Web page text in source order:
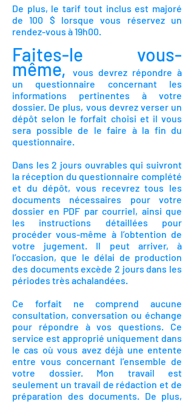
De plus, le tarif tout inclus est majoré
de 100 $ lorsque vous réservez un
rendez-vous à 19h00.
Faites-le vous-
même,vous devrez répondre à
un questionnaire concernant les
informations pertinentes à votre
dossier. De plus, vous devrez verser un
dépôt selon le forfait choisi et il vous
sera possible de le faire à la fin du
questionnaire.
Dans les 2 jours ouvrables qui suivront
la réception du questionnaire complété
et du dépôt, vous recevrez tous les
documents nécessaires pour votre
dossier en PDF par courriel, ainsi que
les instructions détaillées pour
procéder vous-même à l’obtention de
votre jugement. Il peut arriver, à
l’occasion, que le délai de production
des documents excède 2 jours dans les
périodes très achalandées.
Ce forfait ne comprend aucune
consultation, conversation ou échange
pour répondre à vos questions. Ce
service est approprié uniquement dans
le cas où vous avez déjà une entente
entre vous concernant l’ensemble de
votre dossier. Mon travail est
seulement un travail de rédaction et de
préparation des documents. De plus,